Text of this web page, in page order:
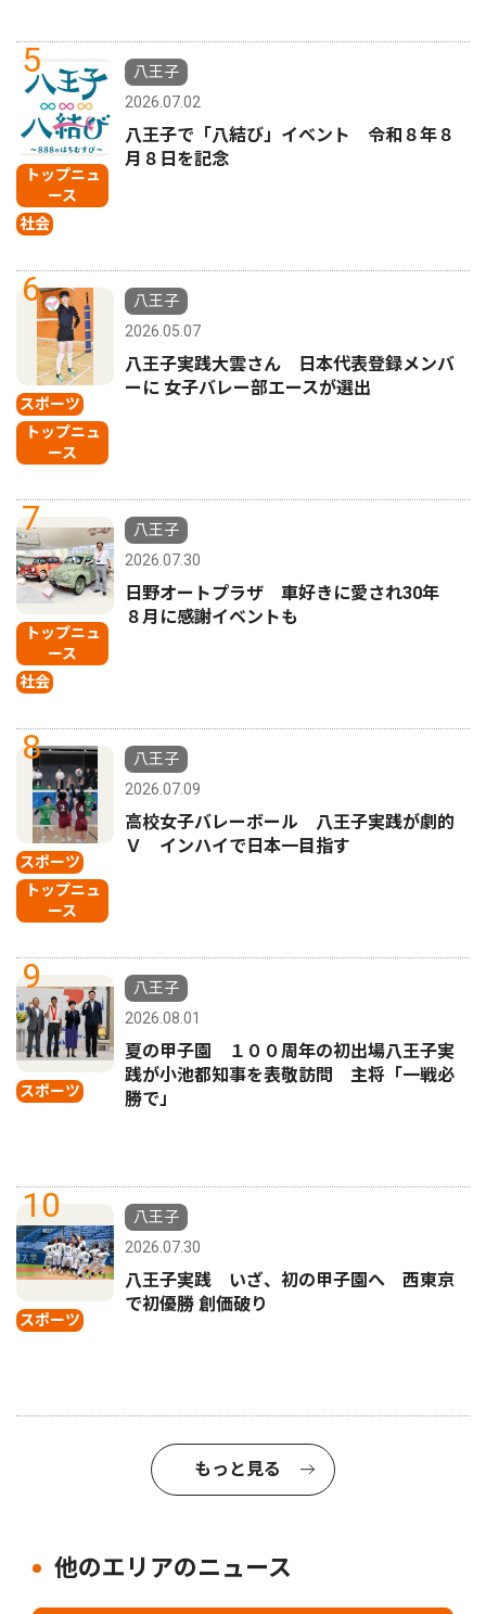
5
トップニュ
ース
社会
八王子
2026.07.02
八王子で「八結び」イベント 令和８年８
月８日を記念
6
スポーツ
トップニュ
ース
八王子
2026.05.07
八王子実践大雲さん 日本代表登録メンバ
ーに 女子バレー部エースが選出
7
トップニュ
ース
社会
八王子
2026.07.30
日野オートプラザ 車好きに愛され30年
８月に感謝イベントも
8
スポーツ
トップニュ
ース
八王子
2026.07.09
高校女子バレーボール 八王子実践が劇的
Ｖ インハイで日本一目指す
9
スポーツ
八王子
2026.08.01
夏の甲子園 １００周年の初出場八王子実
践が小池都知事を表敬訪問 主将「一戦必
勝で」
10
スポーツ
八王子
2026.07.30
八王子実践 いざ、初の甲子園へ 西東京
で初優勝 創価破り
もっと見る
他のエリアのニュース